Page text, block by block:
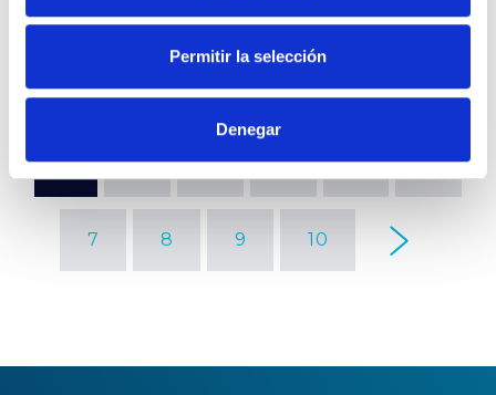
Permitir la selección
Denegar
Iluminação arquitetónica
Sevilla
1 2 3 4 5 6
7 8 9 10